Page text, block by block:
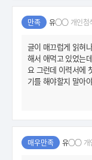
만족 유○○ 개인첨
글이 매끄럽게 읽혀
해서 애먹고 있었는
요 그런데 이력서에
기를 해야할지 말아
매우만족 유○○ 개